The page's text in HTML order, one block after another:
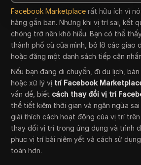
Facebook Marketplace rất hữu ích vì nó
hàng gần bạn. Nhưng khi vị trí sai, kết
chóng trở nên khó hiểu. Bạn có thể
thành phố cũ của mình, bỏ lỡ các giao
hoặc đăng một danh sách tiếp cận
Nếu bạn đang di chuyển, đi du lịch,
hoặc xử lý vị trí Facebook
vấn đề, biết cách thay đổi vị trí
thể tiết kiệm thời gian và ngăn ngừa
giải thích cách hoạt động của vị trí
thay đổi vị trí trong ứng dụng và trình
phục vị trí bài niêm yết và cách sử
toàn hơn.